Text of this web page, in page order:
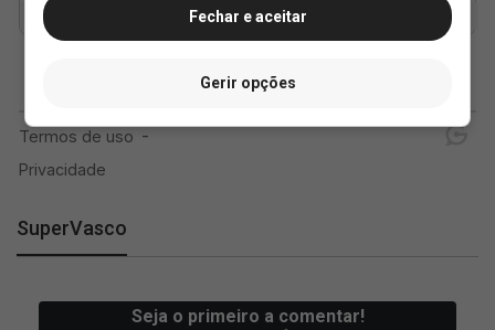
SuperVasco
Fechar e aceitar
Gerir opções